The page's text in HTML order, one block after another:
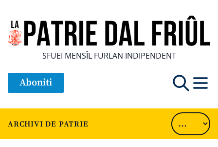
SFUEI MENSÎL FURLAN INDIPENDENT
Aboniti
ARCHIVI DE PATRIE